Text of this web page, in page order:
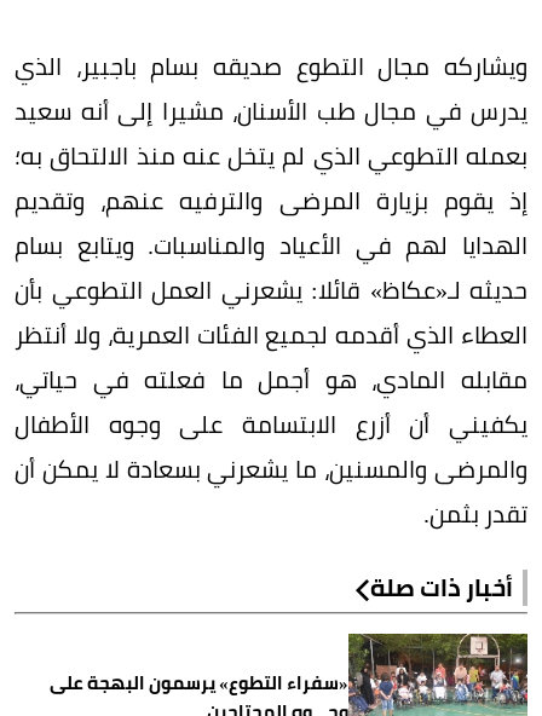
ويشاركه مجال التطوع صديقه بسام باجبير، الذي
يدرس في مجال طب الأسنان، مشيرا إلى أنه سعيد
بعمله التطوعي الذي لم يتخل عنه منذ الالتحاق به؛
إذ يقوم بزيارة المرضى والترفيه عنهم، وتقديم
الهدايا لهم في الأعياد والمناسبات. ويتابع بسام
حديثه لـ«عكاظ» قائلا: يشعرني العمل التطوعي بأن
العطاء الذي أقدمه لجميع الفئات العمرية، ولا أنتظر
مقابله المادي، هو أجمل ما فعلته في حياتي،
يكفيني أن أزرع الابتسامة على وجوه الأطفال
والمرضى والمسنين، ما يشعرني بسعادة لا يمكن أن
تقدر بثمن.
أخبار ذات صلة
«سفراء التطوع» يرسمون البهجة على